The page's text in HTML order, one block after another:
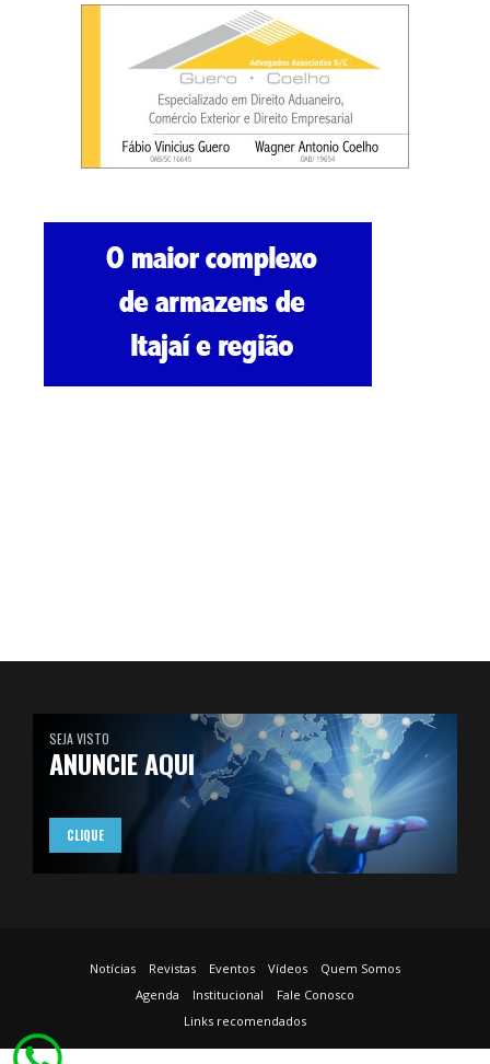
SEJA VISTO
ANUNCIE AQUI
CLIQUE
Notícias Revistas Eventos Vídeos
Quem Somos
Agenda
Institucional
Fale Conosco
Links recomendados